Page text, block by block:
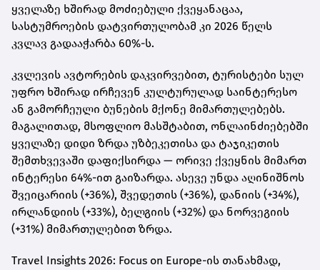
ყველაზე ხშირად მოძიებული ქვეყანაცაა,
სასტუმროების დატვირთულობამ კი 2026 წელს
კვლავ გადააჭარბა 60%-ს.
კვლევის ავტორების დაკვირვებით, ტურისტები სულ
უფრო ხშირად ირჩევენ კულტურულად საინტერესო
ან გამორჩეული ბუნების მქონე მიმართულებებს.
მაგალითად, მსოფლიო მასშტაბით, ონლაინძიებებში
ყველაზე დიდი ზრდა უზბეკეთისა და ტაჯიკეთის
შემთხვევაში დაფიქსირდა — ორივე ქვეყნის მიმართ
ინტერესი 64%-ით გაიზარდა. ასევე უნდა აღინიშნოს
შვეიცარიის (+36%), შვედეთის (+36%), დანიის (+34%),
ირლანდიის (+33%), ბელგიის (+32%) და ნორვეგიის
(+31%) მიმართულებით ზრდა.
Travel Insights 2026: Focus on Europe-ის თანახმად,